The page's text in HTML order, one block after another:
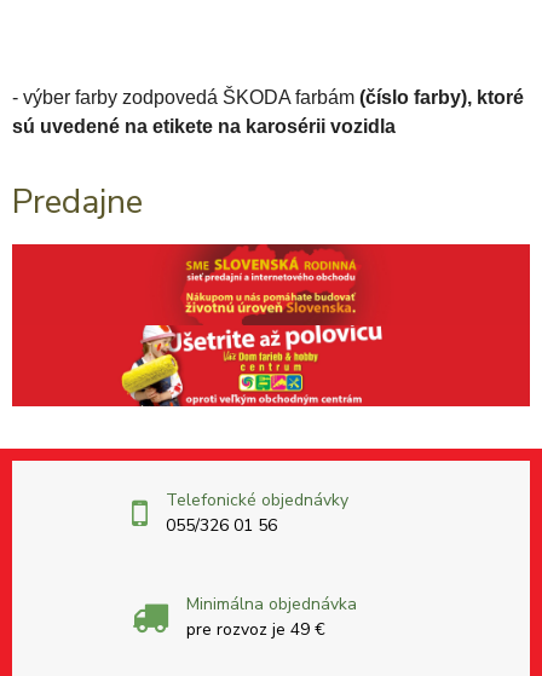
- výber farby zodpovedá ŠKODA farbám (číslo farby), ktoré
sú uvedené na etikete na karosérii vozidla
Predajne
Telefonické objednávky
055/326 01 56
Minimálna objednávka
pre rozvoz je 49 €